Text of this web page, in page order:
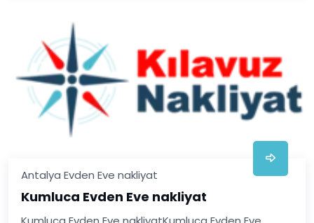
Antalya Evden Eve nakliyat
Kumluca Evden Eve nakliyat